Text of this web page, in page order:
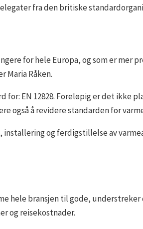
fra den britiske
for hele Europa, og som er
Maria Råken.
for: EN 12828. Foreløpig er det ikke
også å revidere standarden for
installering og ferdigstillelse av
hele bransjen til gode,
og reisekostnader.